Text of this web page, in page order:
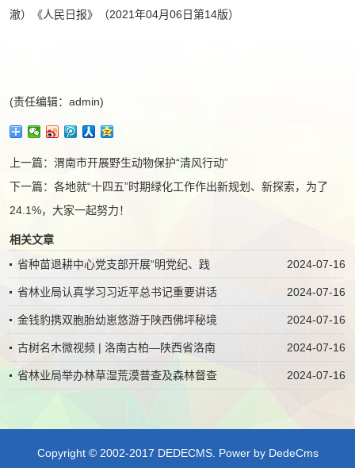
澈）《人民日报》（2021年04月06日第14版）
(责任编辑：admin)
上一篇： 渭南市开展野生动物保护“清风行动”
下一篇： 各地就“十四五”时期绿化工作作出新规划、新探索，为了
24.1%，大家一起努力！
相关文章
2024-07-16
省种苗退耕中心党支部开展“明党纪、践
2024-07-16
省林业局认真学习习近平总书记重要讲话
2024-07-16
金钱豹携双胞胎幼崽悠游于陕西佛坪秘境
2024-07-16
古树名木微视频 | 洛南古柏—陕西省洛南
2024-07-16
省林业局举办林草湿荒漠普查及森林督查
Copyright © 2002-2017 DEDECMS. Power by DedeCms